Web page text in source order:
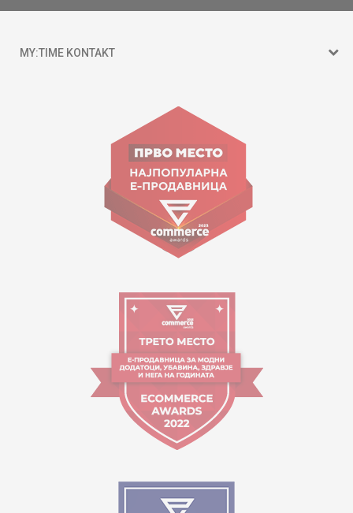
MY:TIME KONTAKT
Goce Nikolovski 74 Shkup
contact@mytime.mk
Orari i punës:
09:00 - 17:00